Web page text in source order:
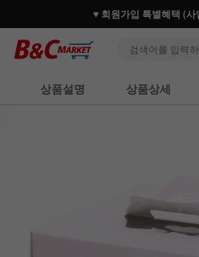
♥ 회원가입 특별혜택 (
상품설명 상품상세